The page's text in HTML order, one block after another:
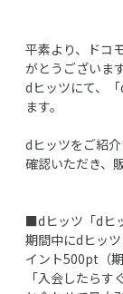
平素より、ドコ
がとうございます
dヒッツにて、
ます。
dヒッツをご紹
確認いただき、
■dヒッツ「dヒ
期間中にdヒッ
イント500pt（
「入会したらす